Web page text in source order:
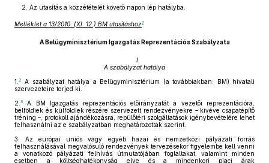
2. Az utasítás a közzétételét követő napon lép hatályba.
Melléklet a 13/2010. (XI. 12.) BM utasításhoz1
A Belügyminisztérium Igazgatás Reprezentációs Szabályzata
I.
A szabályzat hatálya
1. 2
A szabályzat hatálya a Belügyminisztérium (a továbbiakban: BM) hivatali
szervezeteire terjed ki.
2. 3
A BM Igazgatás reprezentációs előirányzatát a vezetői reprezentációra,
belföldiek és külföldiek részére szervezett rendezvényekre – kivéve csapatépítő
tréning –, protokoll ajándékozásra, repülőtéri szolgáltatások igénybevételére lehet
felhasználni az e szabályzatban meghatározottak szerint.
3.
Az európai uniós vagy egyéb hazai és nemzetközi pályázati forrás
felhasználásával megvalósuló rendezvények tervezésekor figyelembe kell venni
a vonatkozó pályázati felhívás útmutatójában foglaltakat, valamint minden
esetben a költséghatékonyság elve és a mindenkori piaci árak